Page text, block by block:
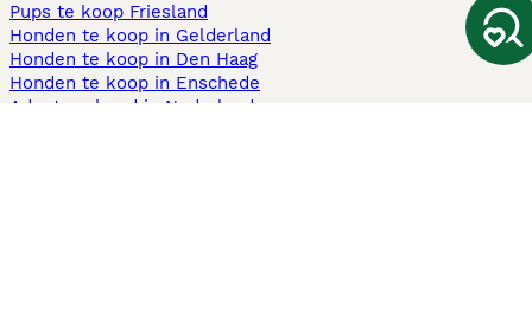
Pups te koop Friesland​
Honden te koop in Gelderland
Honden te koop in Den Haag
Honden te koop in Enschede
Adopteer hond in Nederland